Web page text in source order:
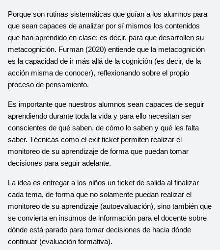
Porque son rutinas sistemáticas que guían a los alumnos para
que sean capaces de analizar por sí mismos los contenidos
que han aprendido en clase; es decir, para que desarrollen su
metacognición. Furman (2020) entiende que la metacognición
es la capacidad de ir más allá de la cognición (es decir, de la
acción misma de conocer), reflexionando sobre el propio
proceso de pensamiento.
Es importante que nuestros alumnos sean capaces de seguir
aprendiendo durante toda la vida y para ello necesitan ser
conscientes de qué saben, de cómo lo saben y qué les falta
saber. Técnicas como el exit ticket permiten realizar el
monitoreo de su aprendizaje de forma que puedan tomar
decisiones para seguir adelante.
La idea es entregar a los niños un ticket de salida al finalizar
cada tema, de forma que no solamente puedan realizar el
monitoreo de su aprendizaje (autoevaluación), sino también que
se convierta en insumos de información para el docente sobre
dónde está parado para tomar decisiones de hacia dónde
continuar (evaluación formativa).